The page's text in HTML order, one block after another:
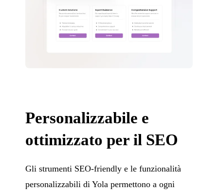
Personalizzabile e
ottimizzato per il SEO
Gli strumenti SEO-friendly e le funzionalità
personalizzabili di Yola permettono a ogni